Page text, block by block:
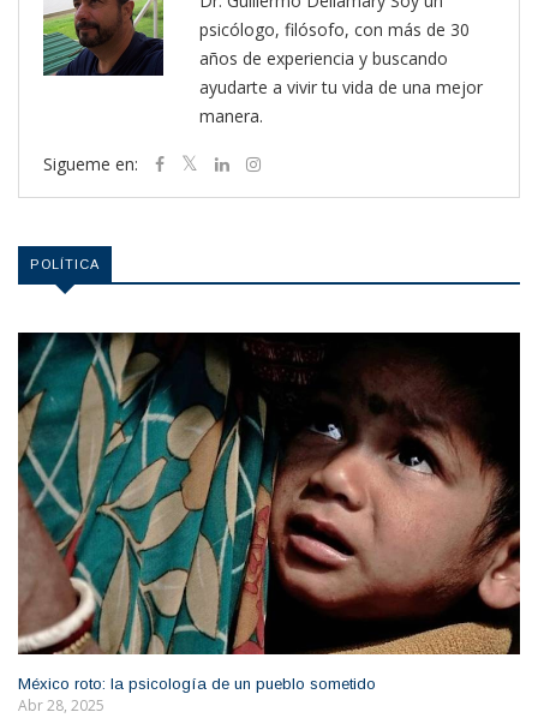
psicólogo, filósofo, con más de 30
años de experiencia y buscando
ayudarte a vivir tu vida de una mejor
manera.
Sigueme en:
POLÍTICA
México roto: la psicología de un pueblo sometido
Abr 28, 2025